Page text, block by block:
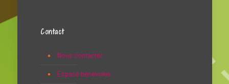
Contact
Nous contacter
Espace bénévoles